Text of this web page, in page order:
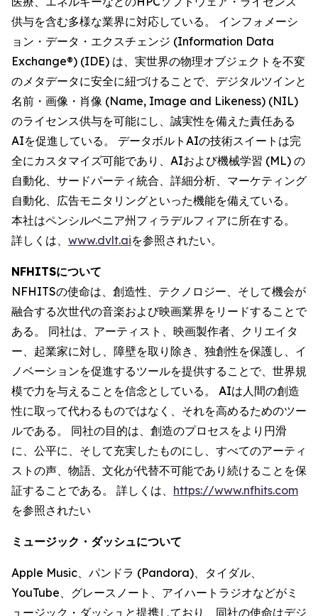
供与を含む多様な業界に対応している。 インフォメーシ
ョン・データ・エクスチェンジ (Information Data
Exchange®) (IDE) は、実世界の物理オブジェクトを不変
のメタデータに安全に紐づけることで、デジタルツインと
名前・画像・肖像 (Name, Image and Likeness) (NIL)
のライセンス供与を可能にし、誠実性を備えた責任ある
AIを促進している。 データボルトAIの技術スイートは完
全にカスタマイズ可能であり、AIおよび機械学習 (ML) の
自動化、サードパーティ統合、詳細分析、マーケティング
自動化、広告モニタリングといった機能を備えている。
本社はペンシルベニア州フィラデルフィアに所在する。
詳しくは、 www.dvlt.aiを参照されたい。
NFHITSについて
NFHITSの使命は、創造性、テクノロジー、そして機会が
融合する次世代の音楽および映画業界をリードすることで
ある。 同社は、アーティスト、映画製作者、クリエイタ
ー、起業家に対し、障壁を取り除き、独創性を保護し、イ
ノベーションを促進するツールを提供することで、世界規
模で力を与えることを信念としている。 AIは人間の創造
性に取って代わるものではなく、それを高めるためのツー
ルである。 同社の目的は、創造のプロセスをより円滑
に、公平に、そして充実したものにし、すべてのアーティ
ストの声、物語、文化が代替不可能であり続けることを保
証することである。 詳しくは、 https://www.nfhits.com
を参照されたい
ミュージック・ダッシュについて
Apple Music、パンドラ (Pandora)、タイダル、
YouTube、グレースノート、アイハートラジオなどがミ
ュージック・ダッシュと提携しており、同社の使命はデジ